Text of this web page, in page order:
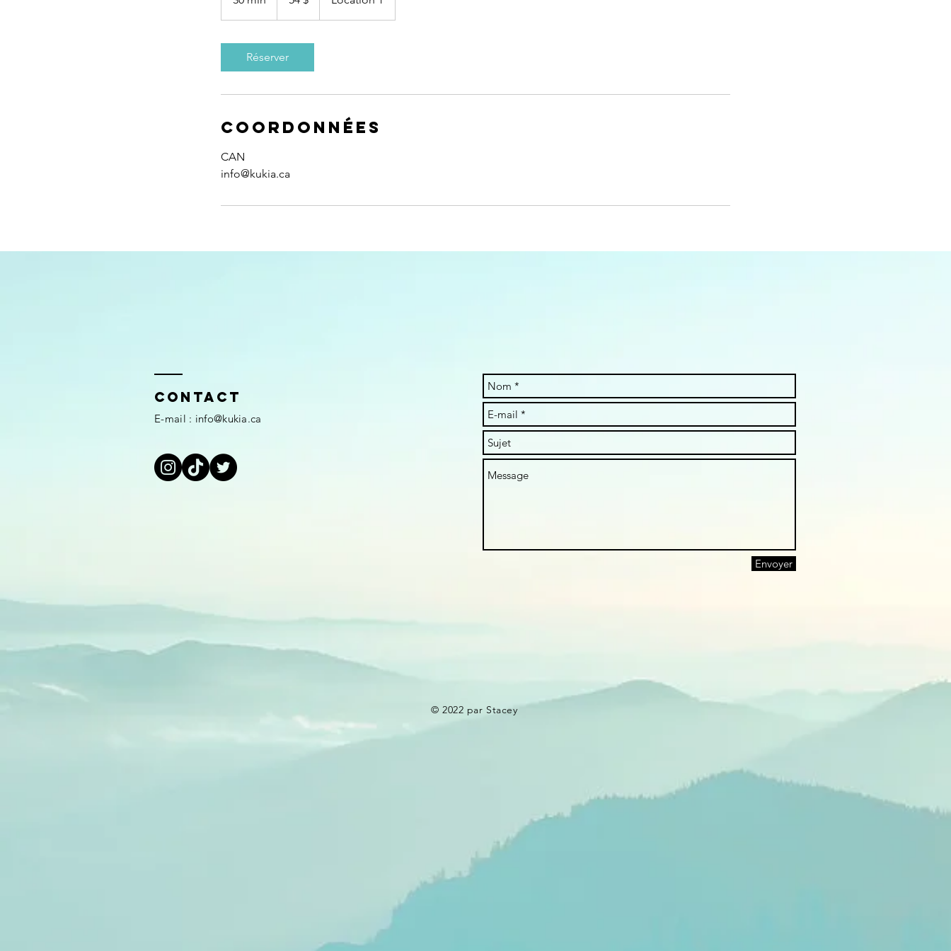
0
Réserver
Coordonnées
CAN
info@kukia.ca
Contact
E-mail : info@kukia.ca
Envoyer
© 2022 par Stacey